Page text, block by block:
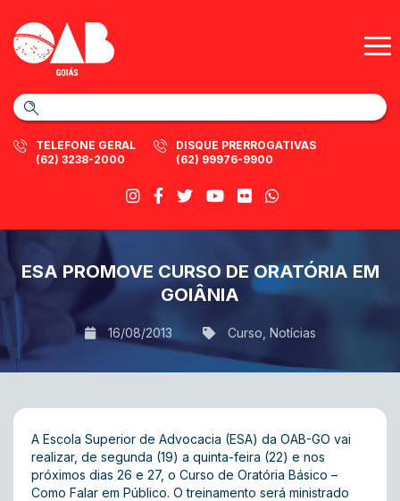
TELEFONE GERAL
(62) 3238-2000
DISQUE PRERROGATIVAS
(62) 99976-9900
ESA PROMOVE CURSO DE ORATÓRIA EM
GOIÂNIA
16/08/2013 Curso Notícias
A Escola Superior de Advocacia (ESA) da OAB-GO vai
realizar, de segunda (19) a quinta-feira (22) e nos
próximos dias 26 e 27, o Curso de Oratória Básico –
Como Falar em Público. O treinamento será ministrado